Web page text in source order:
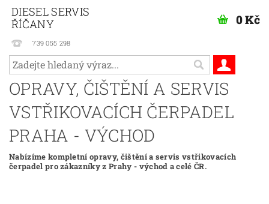
DIESEL SERVIS
ŘÍČANY
739 055 298
0 Kč
OPRAVY, ČIŠTĚNÍ A SERVIS
VSTŘIKOVACÍCH ČERPADEL
PRAHA - VÝCHOD
Nabízíme kompletní opravy, čištění a servis vstřikovacích
čerpadel pro zákazníky z Prahy - východ a celé ČR.